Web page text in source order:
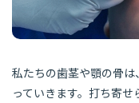
私たちの歯茎や顎の骨
っていきます。打ち寄